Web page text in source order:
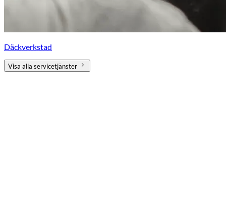
Däckverkstad
Visa alla servicetjänster